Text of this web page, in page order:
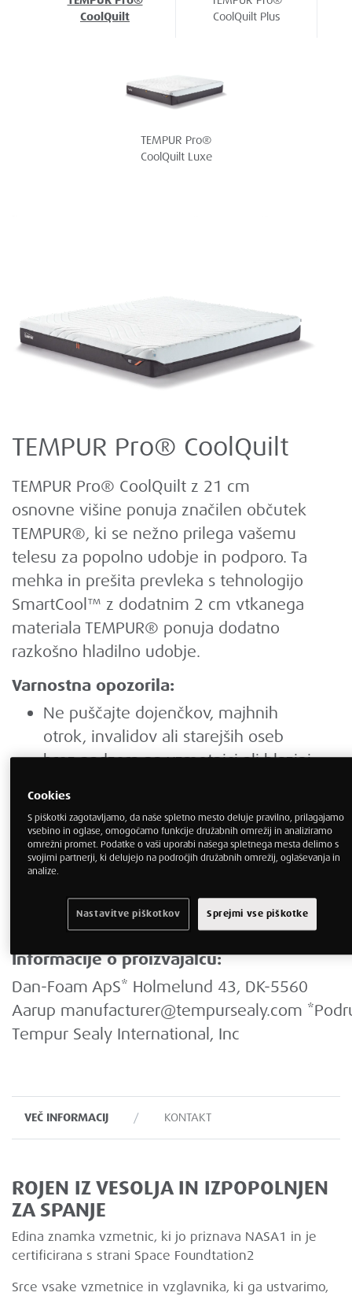
CoolQuilt
CoolQuilt Plus
TEMPUR Pro®
CoolQuilt Luxe
TEMPUR Pro® CoolQuilt
TEMPUR Pro® CoolQuilt z 21 cm
osnovne višine ponuja značilen občutek
TEMPUR®, ki se nežno prilega vašemu
telesu za popolno udobje in podporo. Ta
mehka in prešita prevleka s tehnologijo
SmartCool™ z dodatnim 2 cm vtkanega
materiala TEMPUR® ponuja dodatno
razkošno hladilno udobje.
Varnostna opozorila:
Ne puščajte dojenčkov, majhnih
otrok, invalidov ali starejših oseb
brez nadzora na vzmetnici ali blazini,
uporabnike.
Nevarnost požara: Hranite izdelke
stran od odprtega ognja. Ne kadite v
postelji ali med uporabo izdelkov.
Največja telesna teža do 150 kg.
Informacije o proizvajalcu:
Dan-Foam ApS* Holmelund 43, DK-5560
Aarup manufacturer@tempursealy.com
Tempur Sealy International, Inc
VEČ INFORMACIJ KONTAKT
ROJEN IZ VESOLJA IN IZPOPOLNJEN
ZA SPANJE
Edina znamka vzmetnic, ki jo priznava NASA1 in je
certificirana s strani Space Foundtation2
Srce vsake vzmetnice in vzglavnika, ki ga ustvarimo,
Cookies
S piškotki zagotavljamo, da naše spletno mesto deluje pravilno, prilagajamo
vsebino in oglase, omogočamo funkcije družabnih omrežij in analiziramo
omrežni promet. Podatke o vaši uporabi našega spletnega mesta delimo s
svojimi partnerji, ki delujejo na področjih družabnih omrežij, oglaševanja in
analize.
Sprejmi vse piškotke
Nastavitve piškotkov